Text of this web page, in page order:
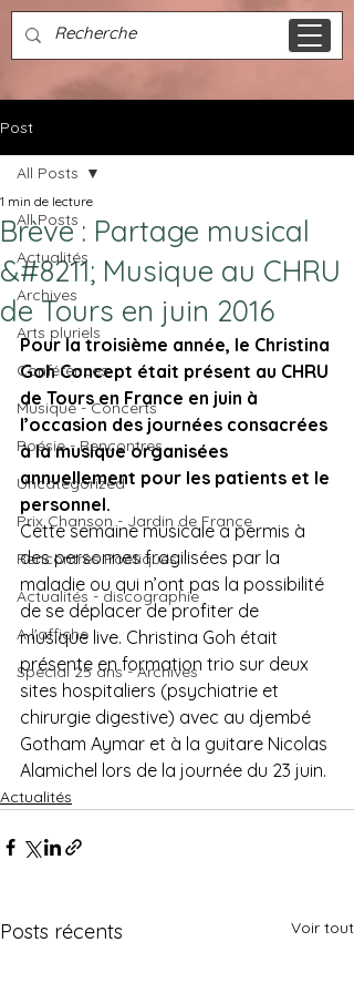
Post
All Posts
Actualités
Archives
Arts pluriels
Conférences
Musique - Concerts
Poésie - Rencontres
Uncategorized
Prix Chanson - Jardin de France
Rencontres Poétiques
Actualités - discographie
A l'affiche
Spécial 25 ans - Archives
All Posts
Brève : Partage musical
&#8211; Musique au CHRU
de Tours en juin 2016
1 min de lecture
Pour la troisième année, le Christina
Goh Concept était présent au CHRU
de Tours en France en juin à
l’occasion des journées consacrées
à la musique organisées
annuellement pour les patients et le
personnel.
Cette semaine musicale a permis à
des personnes fragilisées par la
maladie ou qui n’ont pas la possibilité
de se déplacer de profiter de
musique live. Christina Goh était
présente en formation trio sur deux
sites hospitaliers (psychiatrie et
chirurgie digestive) avec au djembé
Gotham Aymar et à la guitare Nicolas
Alamichel lors de la journée du 23 juin.
Actualités
Posts récents Voir tout